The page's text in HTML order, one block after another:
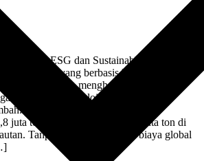
dalam ESG dan Sustainable
tradisional yang berbasis linear economy
menghasilkan “tekanan”
mulai dari eksploitasi sumber daya
Indonesia sendiri tiap tahun
juta ton sampah plastik – 1,29 juta ton di
Tanpa perubahan drastis, biaya global